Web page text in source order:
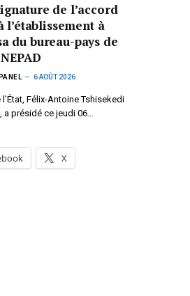
de l’accord
l’établissement à
du bureau-pays de
6 AOÛT 2026
Félix-Antoine Tshisekedi
a présidé ce jeudi 06…
X